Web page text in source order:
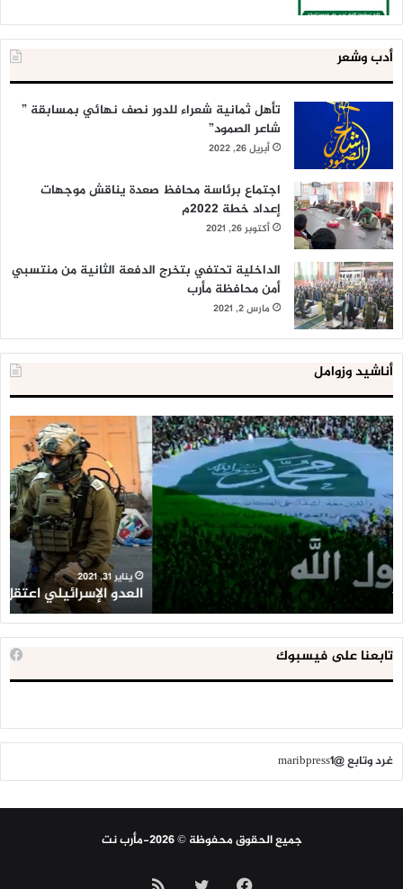
أدب وشعر
تأهل ثمانية شعراء للدور نصف نهائي بمسابقة ”
شاعر الصمود”
أبريل 26, 2022
اجتماع برئاسة محافظ صعدة يناقش موجهات
إعداد خطة 2022م
أكتوبر 26, 2021
الداخلية تحتفي بتخرج الدفعة الثانية من منتسبي
أمن محافظة مأرب
مارس 2, 2021
أناشيد وزوامل
العدو
الإسرائيلي
اعتقل
طفلا
فلسطينيا
خلال
2020
يناير 31, 2021
العدو الإسرائيلي اعتقل 543 طفلا فلسطينيا خلال 2020
تابعنا على فيسبوك
غرد وتابع @maribpress1
جميع الحقوق محفوظة © 2026-مأرب نت